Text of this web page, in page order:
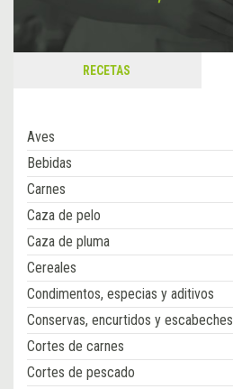
RECETAS
Aves
Bebidas
Carnes
Caza de pelo
Caza de pluma
Cereales
Condimentos, especias y aditivos
Conservas, encurtidos y escabeches
Cortes de carnes
Cortes de pescado